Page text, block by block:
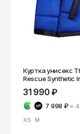
Куртка унисекс
Rescue Synthetic
31 990 ₽
7 998 ₽ × 4
XS M